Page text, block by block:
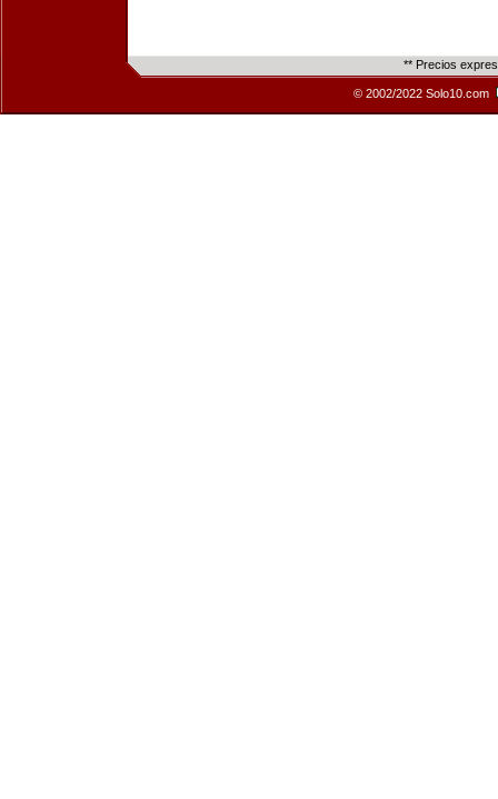
** Precios
© 2002/2022 Solo10.com